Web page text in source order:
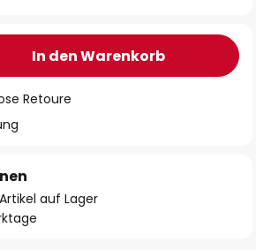
In den Warenkorb
Retoure
auf Lager